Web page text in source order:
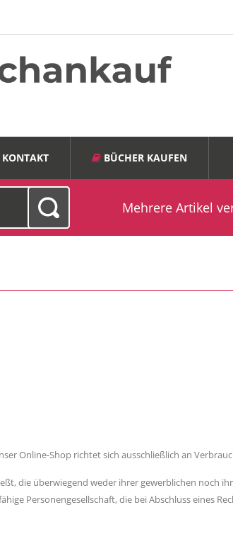
KONTAKT BÜCHER KAUFEN
Mehrere Artikel
Online-Shop richtet sich ausschließlich an
die überwiegend weder ihrer gewerblichen noch
Personengesellschaft, die bei Abschluss eines